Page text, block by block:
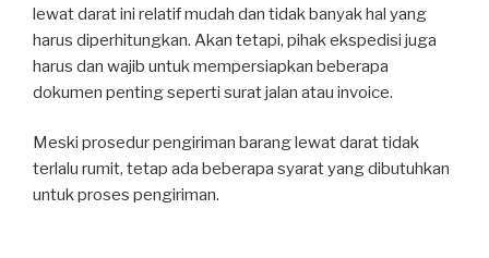
lewat darat ini relatif mudah dan tidak banyak hal yang
harus diperhitungkan. Akan tetapi, pihak ekspedisi juga
harus dan wajib untuk mempersiapkan beberapa
dokumen penting seperti surat jalan atau invoice.
Meski prosedur pengiriman barang lewat darat tidak
terlalu rumit, tetap ada beberapa syarat yang dibutuhkan
untuk proses pengiriman.